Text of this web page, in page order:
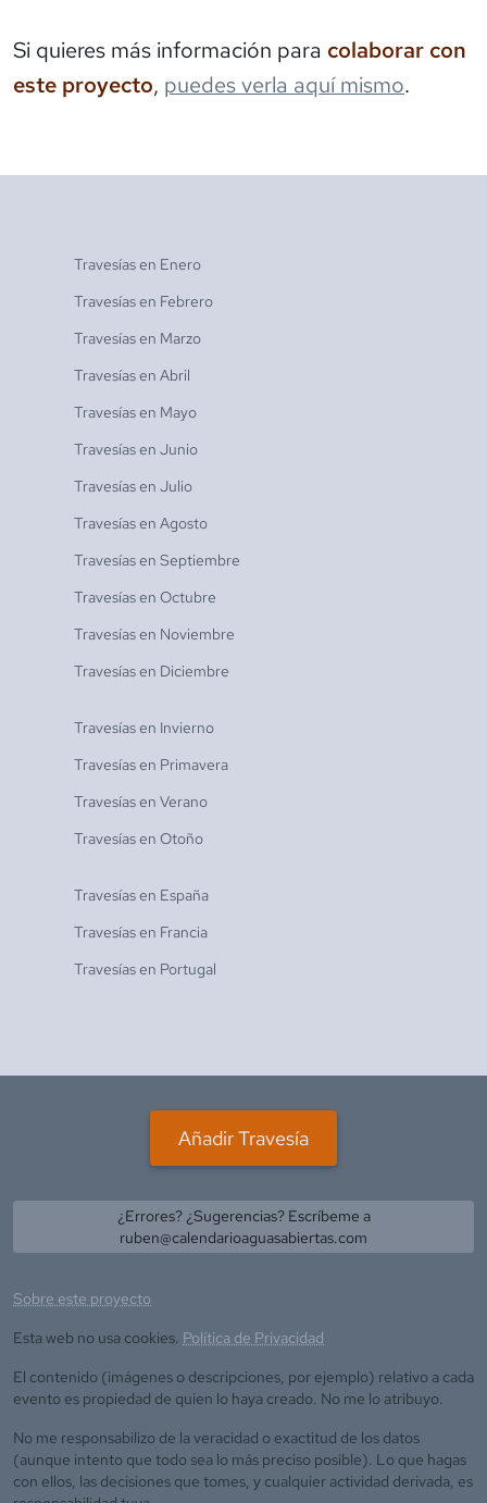
Si quieres más información para colaborar con
este proyecto, puedes verla aquí mismo.
Travesías en Enero
Travesías en Febrero
Travesías en Marzo
Travesías en Abril
Travesías en Mayo
Travesías en Junio
Travesías en Julio
Travesías en Agosto
Travesías en Septiembre
Travesías en Octubre
Travesías en Noviembre
Travesías en Diciembre
Travesías en Invierno
Travesías en Primavera
Travesías en Verano
Travesías en Otoño
Travesías en España
Travesías en Francia
Travesías en Portugal
Añadir Travesía
¿Errores? ¿Sugerencias? Escríbeme a
ruben@calendarioaguasabiertas.com
Sobre este proyecto
Esta web no usa cookies. Política de Privacidad
El contenido (imágenes o descripciones, por ejemplo) relativo a cada
evento es propiedad de quien lo haya creado. No me lo atribuyo.
No me responsabilizo de la veracidad o exactitud de los datos
(aunque intento que todo sea lo más preciso posible). Lo que hagas
con ellos, las decisiones que tomes, y cualquier actividad derivada, es